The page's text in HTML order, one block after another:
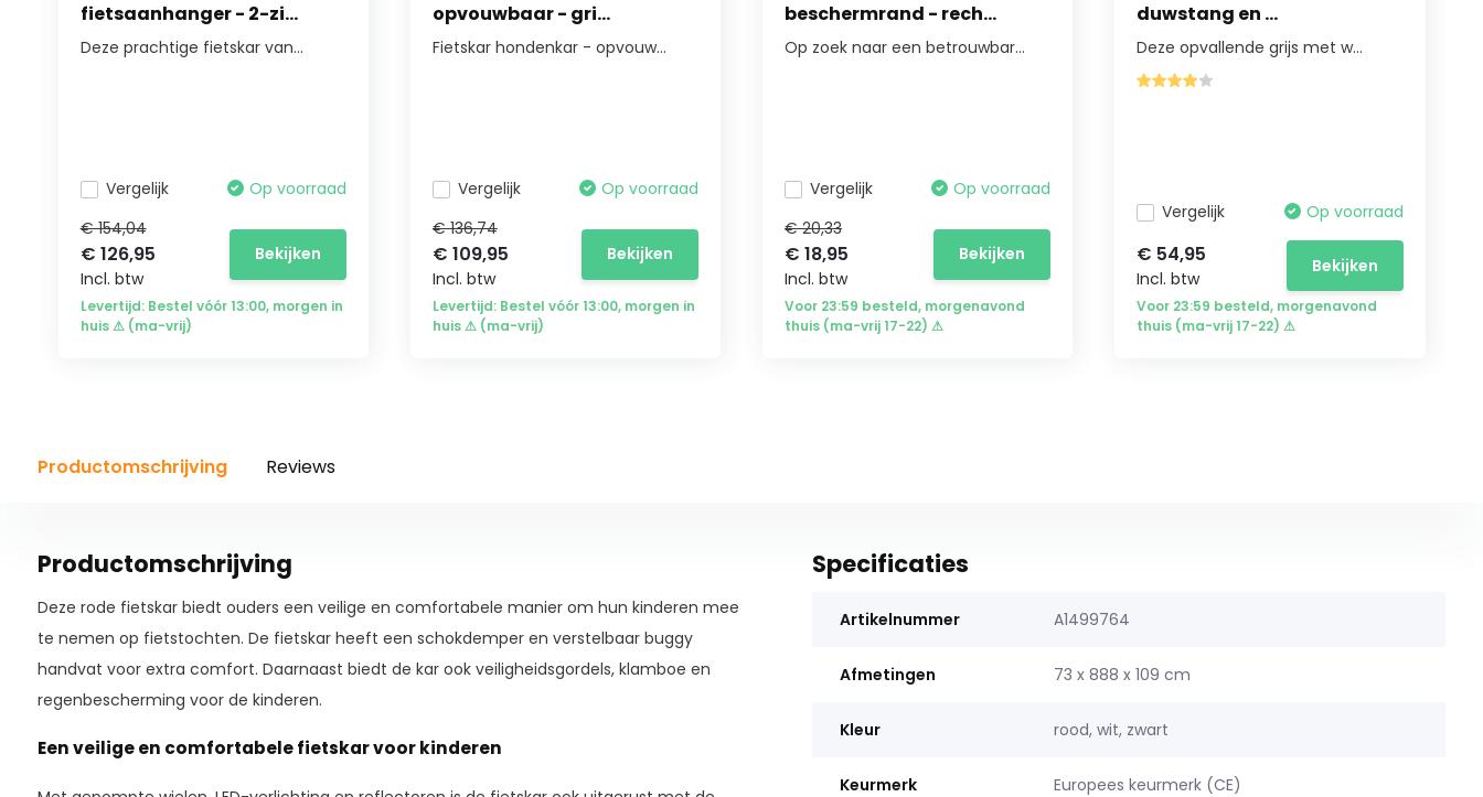
fietsaanhanger - 2-zi...
Deze prachtige fietskar van...
Vergelijk
Op voorraad
€ 154,04
€ 126,95
Incl. btw
Bekijken
Levertijd: Bestel vóór 13:00, morgen in
huis ⚠ (ma-vrij)
opvouwbaar - gri...
Fietskar hondenkar - opvouw...
Vergelijk
Op voorraad
€ 136,74
€ 109,95
Incl. btw
Bekijken
Levertijd: Bestel vóór 13:00, morgen in
huis ⚠ (ma-vrij)
beschermrand - rech...
Op zoek naar een betrouwbar...
Vergelijk
Op voorraad
€ 20,33
€ 18,95
Incl. btw
Bekijken
Voor 23:59 besteld, morgenavond
thuis (ma-vrij 17-22) ⚠
duwstang en ...
Deze opvallende grijs met w...
Vergelijk Op voorraad
€ 54,95
Incl. btw
Bekijken
Voor 23:59 besteld, morgenavond
thuis (ma-vrij 17-22) ⚠
Productomschrijving Reviews
Productomschrijving
Deze rode fietskar biedt ouders een veilige en comfortabele manier om hun kinderen mee
te nemen op fietstochten. De fietskar heeft een schokdemper en verstelbaar buggy
handvat voor extra comfort. Daarnaast biedt de kar ook veiligheidsgordels, klamboe en
regenbescherming voor de kinderen.
Een veilige en comfortabele fietskar voor kinderen
Specificaties
Artikelnummer A1499764
Afmetingen 73 x 888 x 109 cm
Kleur rood, wit, zwart
Keurmerk Europees keurmerk (CE)